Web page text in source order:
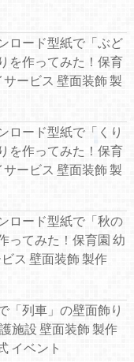
ロード型紙で「ぶど
を作ってみた！保育
ービス 壁面装飾 製
ロード型紙で「くり
を作ってみた！保育
ービス 壁面装飾 製
ロード型紙で「秋の
ってみた！保育園 幼
ス 壁面装飾 製作
「列車」の壁面飾り
施設 壁面装飾 製作
イベント